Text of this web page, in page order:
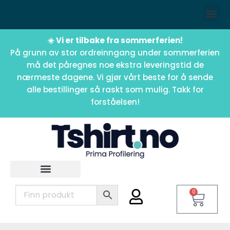
☀️ Vi er tilbake fra sommerferien!
På grunn av stor ordreinngang under sommerferien
må det påregnes noe ekstra leveringstid de
nærmeste dagene. Vi gjør vårt beste for å sende
alle bestillinger så raskt som mulig. Takk for
forståelsen!
0